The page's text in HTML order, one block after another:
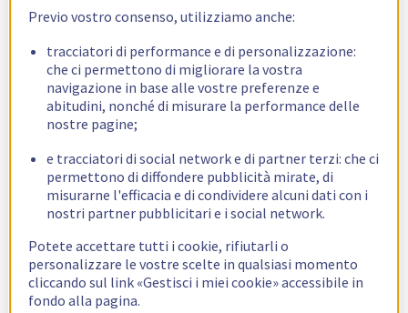
Previo vostro consenso, utilizziamo anche:
tracciatori di performance e di personalizzazione:
che ci permettono di migliorare la vostra
navigazione in base alle vostre preferenze e
abitudini, nonché di misurare la performance delle
nostre pagine;
e tracciatori di social network e di partner terzi: che ci
permettono di diffondere pubblicità mirate, di
misurarne l'efficacia e di condividere alcuni dati con i
nostri partner pubblicitari e i social network.
Potete accettare tutti i cookie, rifiutarli o
personalizzare le vostre scelte in qualsiasi momento
cliccando sul link «Gestisci i miei cookie» accessibile in
fondo alla pagina.